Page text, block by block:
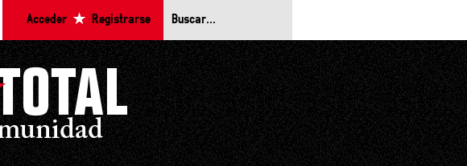
Acceder Registrarse